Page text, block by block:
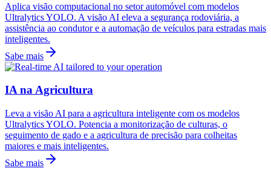
Aplica visão computacional no setor automóvel com modelos
Ultralytics YOLO. A visão AI eleva a segurança rodoviária, a
assistência ao condutor e a automação de veículos para estradas mais
inteligentes.
Sabe mais
IA na Agricultura
Leva a visão AI para a agricultura inteligente com os modelos
Ultralytics YOLO. Potencia a monitorização de culturas, o
seguimento de gado e a agricultura de precisão para colheitas
maiores e mais inteligentes.
Sabe mais